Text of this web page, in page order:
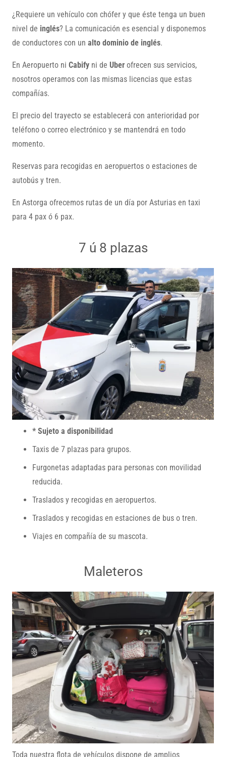
¿Requiere un vehículo con chófer y que éste tenga un buen
nivel de inglés? La comunicación es esencial y disponemos
de conductores con un alto dominio de inglés.
En Aeropuerto ni Cabify ni de Uber ofrecen sus servicios,
nosotros operamos con las mismas licencias que estas
compañías.
El precio del trayecto se establecerá con anterioridad por
teléfono o correo electrónico y se mantendrá en todo
momento.
Reservas para recogidas en aeropuertos o estaciones de
autobús y tren.
En Astorga ofrecemos rutas de un día por Asturias en taxi
para 4 pax ó 6 pax.
7 ú 8 plazas
* Sujeto a disponibilidad
Taxis de 7 plazas para grupos.
Furgonetas adaptadas para personas con movilidad
reducida.
Traslados y recogidas en aeropuertos.
Traslados y recogidas en estaciones de bus o tren.
Viajes en compañía de su mascota.
Maleteros
Toda nuestra flota de vehículos dispone de amplios